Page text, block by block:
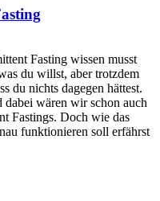
Fasting wissen musst
du willst, aber trotzdem
du nichts dagegen hättest.
wären wir schon auch
Fastings. Doch wie das
funktionieren soll erfährst